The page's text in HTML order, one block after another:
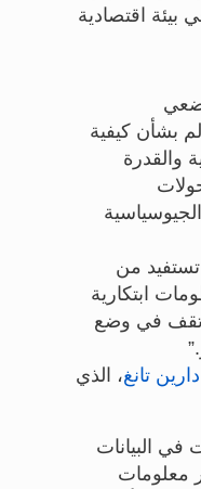
اقتصادية
بشأن كيفية
والقدرة
الجيوسياسية
تستفيد من
ابتكارية
تقف في وضع
تانغ، الذي
في البيانات
معلومات